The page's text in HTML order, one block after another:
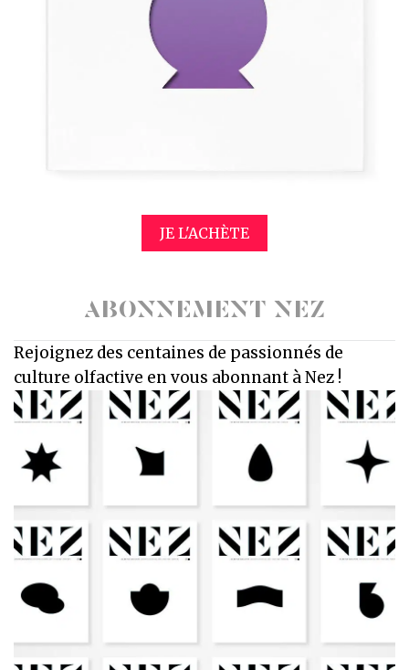
JE L'ACHÈTE
ABONNEMENT NEZ
Rejoignez des centaines de passionnés de
culture olfactive en vous abonnant à Nez !